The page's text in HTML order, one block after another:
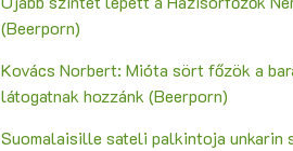
(Beerporn)
Kovács Norbert: Mióta sört főzök a
látogatnak hozzánk (Beerporn)
Suomalaisille sateli palkintoja unkarin